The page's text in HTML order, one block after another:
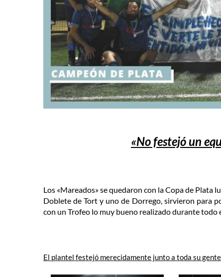
«No festejó un
Los «Mareados» se quedaron con la Copa de
Doblete de Tort y uno de Dorrego, sirvieron para
con un Trofeo lo muy bueno realizado durante todo
El plantel festejó merecidamente junto a toda su